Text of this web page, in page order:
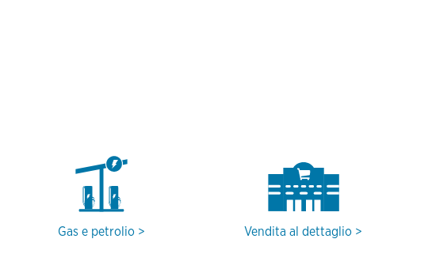
Gas e petrolio Vendita al dettaglio